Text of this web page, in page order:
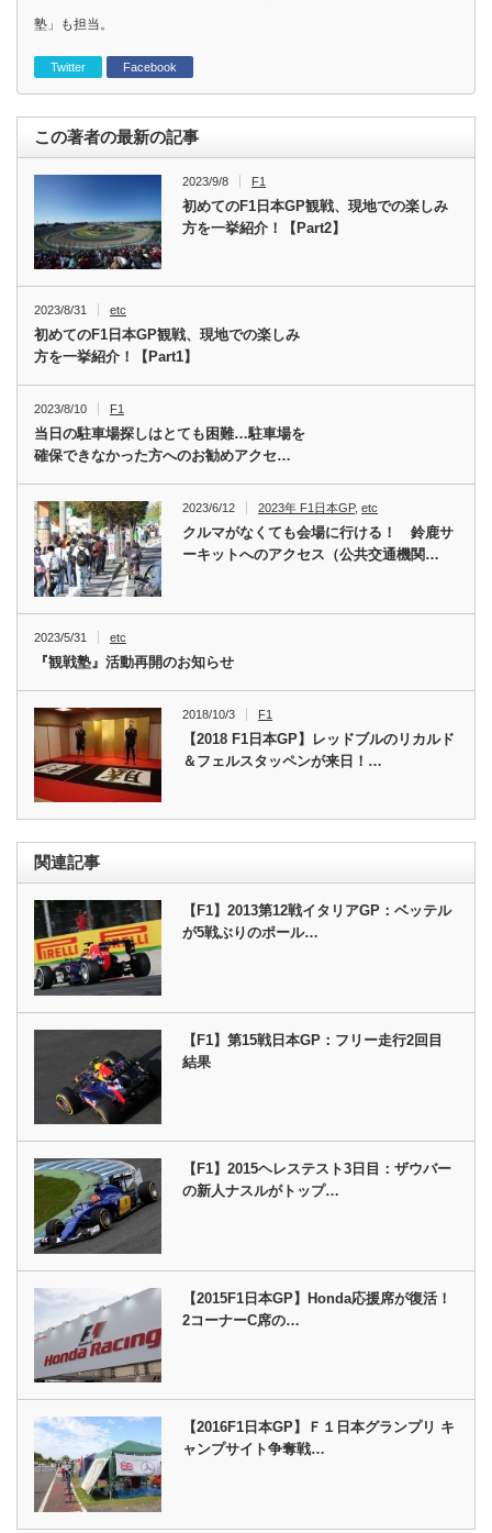
塾」も担当。
Twitter Facebook
この著者の最新の記事
2023/9/8 F1
初めてのF1日本GP観戦、現地での楽しみ
方を一挙紹介！【Part2】
2023/8/31 etc
初めてのF1日本GP観戦、現地での楽しみ
方を一挙紹介！【Part1】
2023/8/10 F1
当日の駐車場探しはとても困難…駐車場を
確保できなかった方へのお勧めアクセ…
2023/6/12 2023年 F1日本GP,etc
クルマがなくても会場に行ける！ 鈴鹿サ
ーキットへのアクセス（公共交通機関…
2023/5/31 etc
『観戦塾』活動再開のお知らせ
2018/10/3 F1
【2018 F1日本GP】レッドブルのリカルド
＆フェルスタッペンが来日！…
関連記事
【F1】2013第12戦イタリアGP：ベッテル
が5戦ぶりのポール…
【F1】第15戦日本GP：フリー走行2回目
結果
【F1】2015ヘレステスト3日目：ザウバー
の新人ナスルがトップ…
【2015F1日本GP】Honda応援席が復活！
2コーナーC席の…
【2016F1日本GP】Ｆ１日本グランプリ キ
ャンプサイト争奪戦…